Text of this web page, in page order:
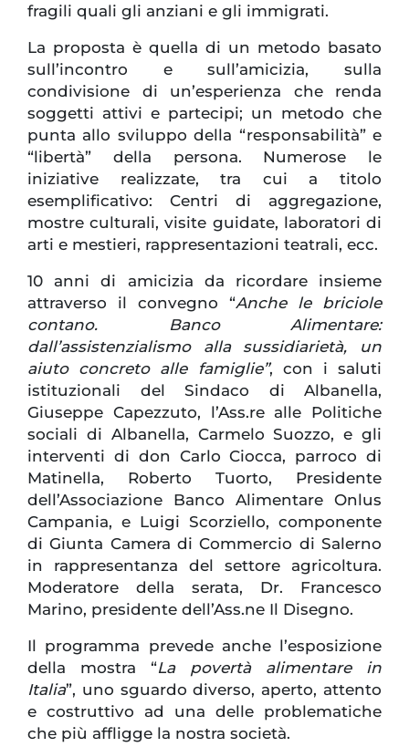
fragili quali gli anziani e gli immigrati.
La proposta è quella di un metodo basato
sull’incontro e sull’amicizia, sulla
condivisione di un’esperienza che renda
soggetti attivi e partecipi; un metodo che
punta allo sviluppo della “responsabilità” e
“libertà” della persona. Numerose le
iniziative realizzate, tra cui a titolo
esemplificativo: Centri di aggregazione,
mostre culturali, visite guidate, laboratori di
arti e mestieri, rappresentazioni teatrali, ecc.
10 anni di amicizia da ricordare insieme
attraverso il convegno “Anche le briciole
contano. Banco Alimentare:
dall’assistenzialismo alla sussidiarietà, un
aiuto concreto alle famiglie”, con i saluti
istituzionali del Sindaco di Albanella,
Giuseppe Capezzuto, l’Ass.re alle Politiche
sociali di Albanella, Carmelo Suozzo, e gli
interventi di don Carlo Ciocca, parroco di
Matinella, Roberto Tuorto, Presidente
dell’Associazione Banco Alimentare Onlus
Campania, e Luigi Scorziello, componente
di Giunta Camera di Commercio di Salerno
in rappresentanza del settore agricoltura.
Moderatore della serata, Dr. Francesco
Marino, presidente dell’Ass.ne Il Disegno.
Il programma prevede anche l’esposizione
della mostra “La povertà alimentare in
Italia”, uno sguardo diverso, aperto, attento
e costruttivo ad una delle problematiche
che più affligge la nostra società.